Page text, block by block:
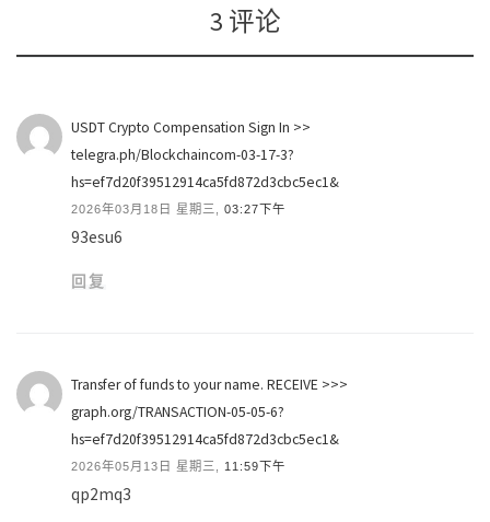
3 评论
USDT Crypto Compensation Sign In >>
telegra.ph/Blockchaincom-03-17-3?
hs=ef7d20f39512914ca5fd872d3cbc5ec1&
2026年03月18日 星期三, 03:27下午
93esu6
回复
Transfer of funds to your name. RECEIVE >>>
graph.org/TRANSACTION-05-05-6?
hs=ef7d20f39512914ca5fd872d3cbc5ec1&
2026年05月13日 星期三, 11:59下午
qp2mq3